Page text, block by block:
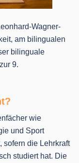
Wagner-
am bilingualen
bilinguale
9.
wie
und Sport
sofern die Lehrkraft
studiert hat. Die